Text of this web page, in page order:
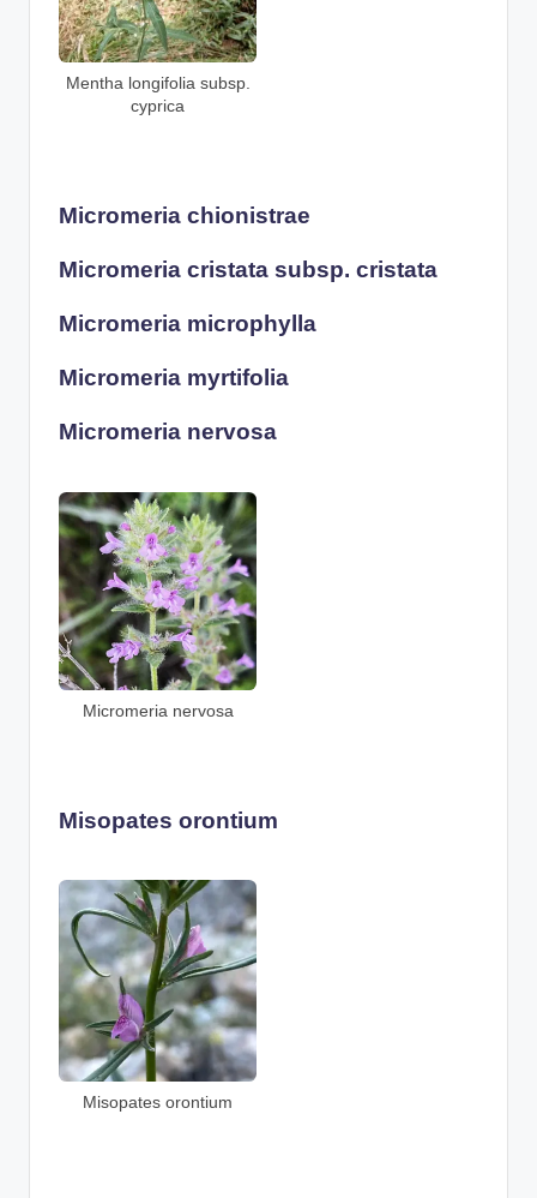
Mentha longifolia subsp.
cyprica
Micromeria chionistrae
Micromeria cristata subsp. cristata
Micromeria microphylla
Micromeria myrtifolia
Micromeria nervosa
Micromeria nervosa
Misopates orontium
Misopates orontium